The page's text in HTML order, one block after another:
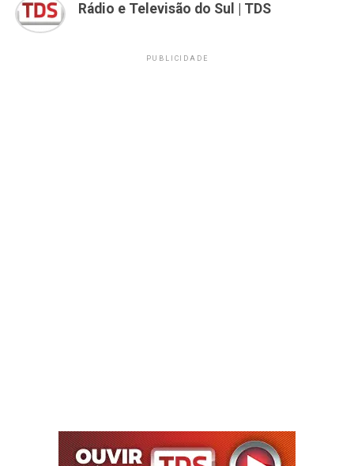
Rádio e Televisão do Sul | TDS
PUBLICIDADE